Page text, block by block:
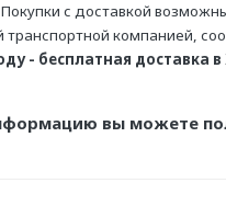
с доставкой
транспортной компанией,
- бесплатная доставка
вы можете